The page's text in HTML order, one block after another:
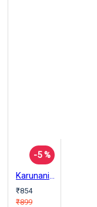
-5 %
Karunanidhi: A Life
₹854
₹899